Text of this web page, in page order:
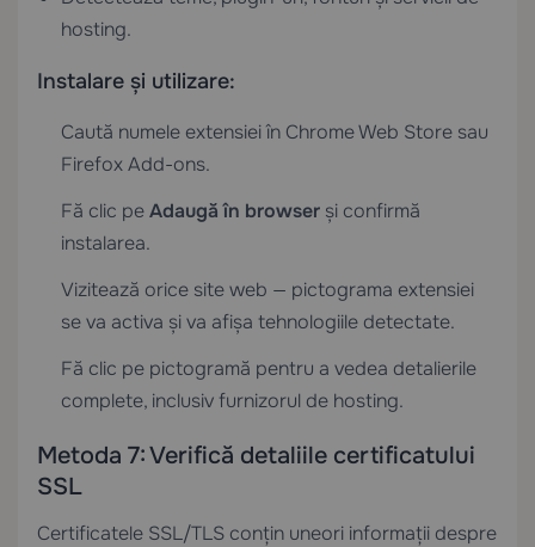
hosting.
Instalare și utilizare:
Caută numele extensiei în Chrome Web Store sau
Firefox Add-ons.
Fă clic peAdaugă în browser și confirmă
instalarea.
Vizitează orice site web — pictograma extensiei
se va activa și va afișa tehnologiile detectate.
Fă clic pe pictogramă pentru a vedea detalierile
complete, inclusiv furnizorul de hosting.
Metoda 7: Verifică detaliile certificatului
SSL
Certificatele SSL/TLS conțin uneori informații despre